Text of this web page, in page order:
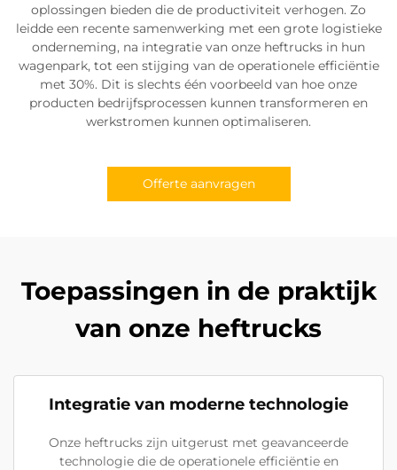
oplossingen bieden die de productiviteit verhogen. Zo
leidde een recente samenwerking met een grote logistieke
onderneming, na integratie van onze heftrucks in hun
wagenpark, tot een stijging van de operationele efficiëntie
met 30%. Dit is slechts één voorbeeld van hoe onze
producten bedrijfsprocessen kunnen transformeren en
werkstromen kunnen optimaliseren.
Offerte aanvragen
Toepassingen in de praktijk
van onze heftrucks
Integratie van moderne technologie
Onze heftrucks zijn uitgerust met geavanceerde
technologie die de operationele efficiëntie en